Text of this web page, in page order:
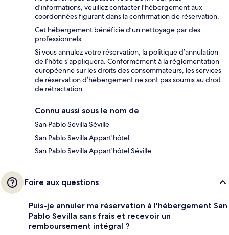
d'informations, veuillez contacter l'hébergement aux
coordonnées figurant dans la confirmation de réservation.
Cet hébergement bénéficie d’un nettoyage par des
professionnels.
Si vous annulez votre réservation, la politique d’annulation
de l’hôte s’appliquera. Conformément à la réglementation
européenne sur les droits des consommateurs, les services
de réservation d’hébergement ne sont pas soumis au droit
de rétractation.
Connu aussi sous le nom de
San Pablo Sevilla Séville
San Pablo Sevilla Appart'hôtel
San Pablo Sevilla Appart'hôtel Séville
Foire aux questions
Puis-je annuler ma réservation à l'hébergement San
Pablo Sevilla sans frais et recevoir un
remboursement intégral ?